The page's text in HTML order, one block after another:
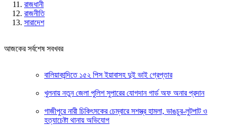
রাজধানী
রাজনীতি
সারাদেশ
আজকের সর্বশেষ সবখবর
বালিয়াকান্দিতে ১৫২ পিস ইয়াবাসহ দুই ভাই গ্রেপ্তার
খুলনায় নতুন জেলা পুলিশ সুপারের যোগদান গার্ড অফ অনার প্রদান
গাজীপুরে নারী চিকিৎসকের চেম্বারে সশস্ত্র হামলা, ভাঙচুর-লুটপাট ও
হত্যাচেষ্টা থানায় অভিযোগ